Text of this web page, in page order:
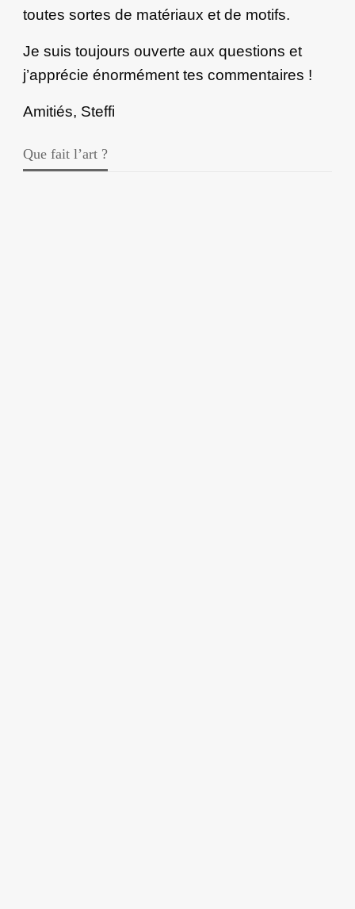
toutes sortes de matériaux et de motifs.
Je suis toujours ouverte aux questions et
j’apprécie énormément tes commentaires !
Amitiés, Steffi
Que fait l’art ?